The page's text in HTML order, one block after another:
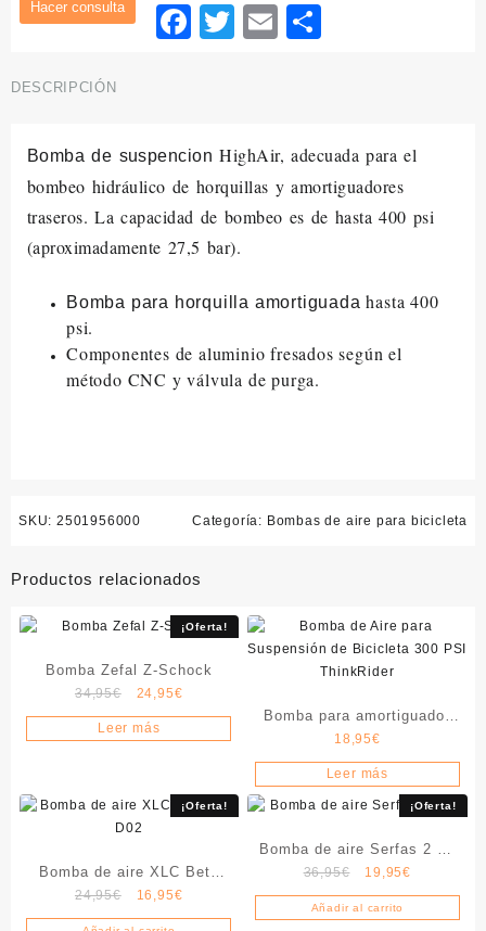
Facebook
Twitter
EmailCompartir
DESCRIPCIÓN
Bomba de suspencion HighAir, adecuada para el
bombeo hidráulico de horquillas y amortiguadores
traseros. La capacidad de bombeo es de hasta 400 psi
(aproximadamente 27,5 bar).
Bomba para horquilla amortiguada hasta 400
psi.
Componentes de aluminio fresados según el
método CNC y válvula de purga.
SKU: 2501956000 Categoría: Bombas de aire para bicicleta
Productos relacionados
¡Oferta!
Bomba Zefal Z-Schock
34,95€
El
precio
original
24,95€El
precio
actual
Leer más
Bomba para amortiguador
ThinkRider HighAir 300
18,95€
Leer más
¡Oferta!
Bomba de aire XLC Beta
PU-D02
24,95€
El
precio
16,95€El
precio
¡Oferta!
Bomba de aire Serfas 2 en
36,95€
El
precio
original
19,95€
precio
actual
Añadir al carrito